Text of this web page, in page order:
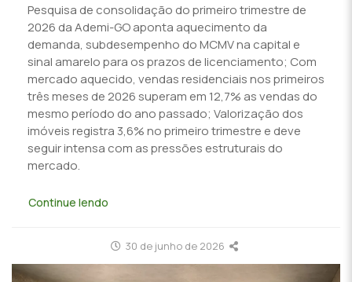
Pesquisa de consolidação do primeiro trimestre de
2026 da Ademi-GO aponta aquecimento da
demanda, subdesempenho do MCMV na capital e
sinal amarelo para os prazos de licenciamento; Com
mercado aquecido, vendas residenciais nos primeiros
três meses de 2026 superam em 12,7% as vendas do
mesmo período do ano passado; Valorização dos
imóveis registra 3,6% no primeiro trimestre e deve
seguir intensa com as pressões estruturais do
mercado.
Continue lendo
30 de junho de 2026